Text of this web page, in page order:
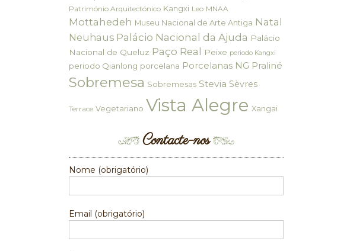
Património Arquitectónico Kangxi Leo MNAA
Mottahedeh Museu Nacional de Arte Antiga Natal
Neuhaus Palácio Nacional da Ajuda Palácio
Nacional de Queluz Paço Real Peixe periodo Kangxi
periodo Qianlong porcelana Porcelanas NG Praliné
Sobremesa Sobremesas Stevia Sèvres
Terrace Vegetariano Vista Alegre Xangai
Contacte-nos
Nome (obrigatório)
Email (obrigatório)